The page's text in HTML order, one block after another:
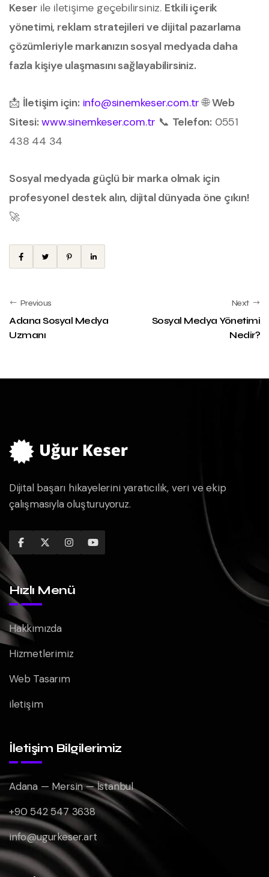
Keser ile iletişime geçebilirsiniz. Etkili içerik
yönetimi, reklam stratejileri ve dijital pazarlama
çözümleriyle markanızın sosyal medyada daha
fazla kişiye ulaşmasını sağlayabilirsiniz.
📩 İletişim için: info@sinemkeser.com.tr🌐Web
Sitesi: www.sinemkeser.com.tr 📞 Telefon: 0551
438 44 34
Sosyal medyada güçlü bir marka olmak için
profesyonel destek alın, dijital dünyada öne çıkın!
🚀
Previous
Adana Sosyal Medya
Uzmanı
Next
Sosyal Medya Yönetimi
Nedir?
Dijital başarı hikayelerini yaratıcılık, veri ve ekip
çalışmasıyla oluşturuyoruz.
Hızlı Menü
Hakkımızda
Hizmetlerimiz
Web Tasarım
iletişim
İletişim Bilgilerimiz
Adana — Mersin — İstanbul
+90 542 547 3638
info@ugurkeser.art